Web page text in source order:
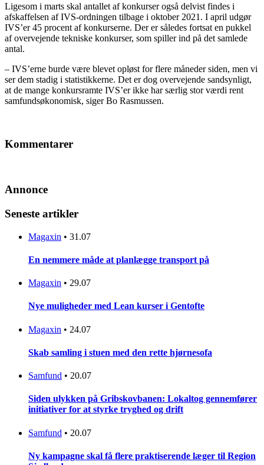
Ligesom i marts skal antallet af konkurser også delvist findes i
afskaffelsen af IVS-ordningen tilbage i oktober 2021. I april udgør
IVS’er 45 procent af konkurserne. Der er således fortsat en pukkel
af overvejende tekniske konkurser, som spiller ind på det samlede
antal.
– IVS’erne burde være blevet opløst for flere måneder siden, men vi
ser dem stadig i statistikkerne. Det er dog overvejende sandsynligt,
at de mange konkursramte IVS’er ikke har særlig stor værdi rent
samfundsøkonomisk, siger Bo Rasmussen.
Kommentarer
Annonce
Seneste artikler
Magaxin • 31.07
En nemmere måde at planlægge transport på
Magaxin • 29.07
Nye muligheder med Lean kurser i Gentofte
Magaxin • 24.07
Skab samling i stuen med den rette hjørnesofa
Samfund • 20.07
Siden ulykken på Gribskovbanen: Lokaltog gennemfører
initiativer for at styrke tryghed og drift
Samfund • 20.07
Ny kampagne skal få flere praktiserende læger til Region